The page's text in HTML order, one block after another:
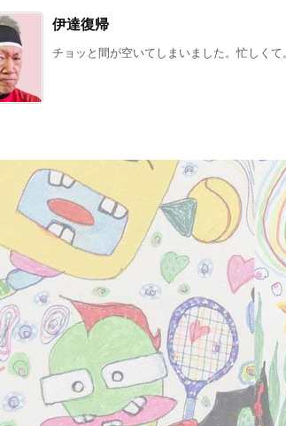
伊達復帰
チョッと間が空いてしまいました。忙しく